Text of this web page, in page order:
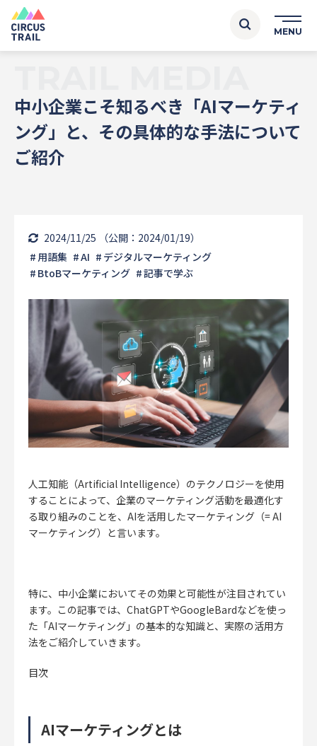
中小企業こそ知るべき「AIマーケティ
ング」と、その具体的な手法について
ご紹介
2024/11/25
（公開：2024/01/19）
用語集
AI
デジタルマーケティング
BtoBマーケティング
記事で学ぶ
人工知能（Artificial Intelligence）のテクノロジーを使用
することによって、企業のマーケティング活動を最適化す
る取り組みのことを、AIを活用したマーケティング（= AI
マーケティング）と言います。
特に、中小企業においてその効果と可能性が注目されてい
ます。この記事では、ChatGPTやGoogleBardなどを使っ
た「AIマーケティング」の基本的な知識と、実際の活用方
法をご紹介していきます。
目次
AIマーケティングとは